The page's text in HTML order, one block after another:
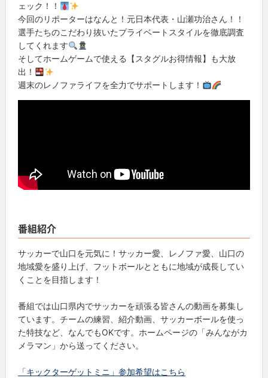
ェック！！
今回のリポーターはなんと！元日本代表・山瀬功治さん！！
選手たちのこだわり抜いたプライベートスタイルを徹底調査
してくれます
そしてホームゲームで使える【スタグルお得情報】も大放
出！
週末のレノファライフを全力でサポートします！
番組紹介
サッカーで山口を元気に！サッカー愛、レノファ愛、山口の
地域愛を盛り上げ、フットボールとともに地域が成長してい
くことを目指します！
番組では山口県内でサッカーを頑張る皆さんの動画を募集し
ています。チームの練習、紹介動画、サッカーボールを使っ
た特技など、なんでもOKです。ホームページの「みんながカ
メラマン」から送ってください。
「キックターゲットミニ」参加希望はこちら